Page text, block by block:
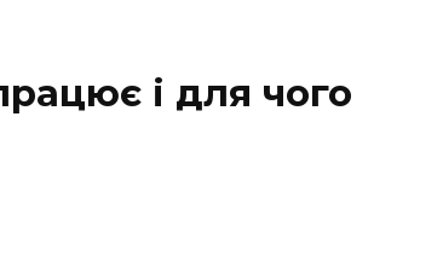
і для чого